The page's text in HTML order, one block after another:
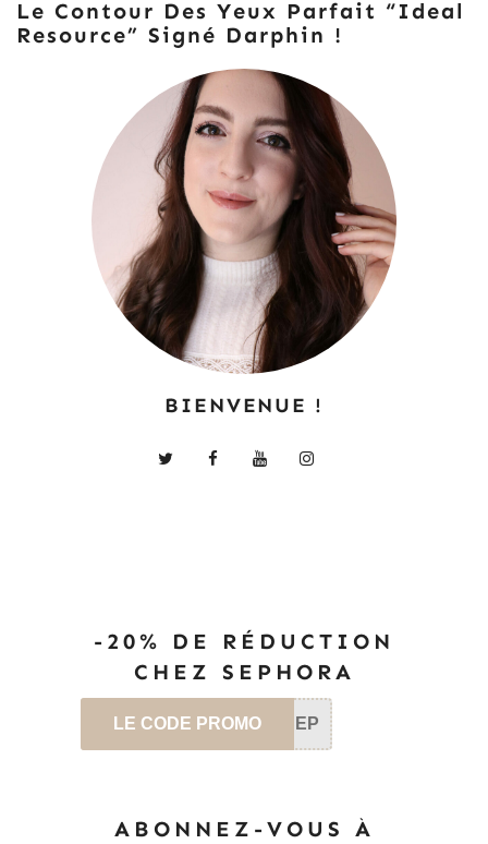
Le Contour Des Yeux Parfait “Ideal
Resource” Signé Darphin !
BIENVENUE !
-20% DE RÉDUCTION
CHEZ SEPHORA
LE CODE PROMO SEP
ABONNEZ-VOUS À